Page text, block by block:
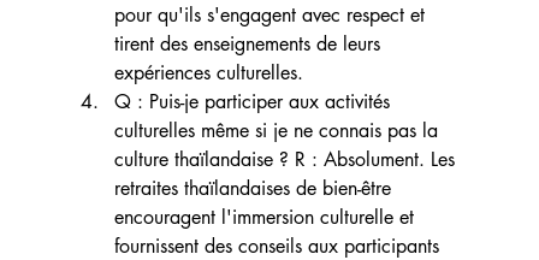
pour qu'ils s'engagent avec respect et
tirent des enseignements de leurs
expériences culturelles.
Q : Puis-je participer aux activités
culturelles même si je ne connais pas la
culture thaïlandaise ? R : Absolument. Les
retraites thaïlandaises de bien-être
encouragent l'immersion culturelle et
fournissent des conseils aux participants